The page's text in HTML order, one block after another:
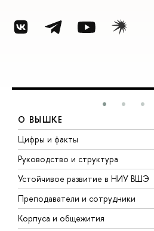
О ВЫШКЕ
Цифры и факты
Руководство и структура
Устойчивое развитие в НИУ ВШЭ
Преподаватели и сотрудники
Корпуса и общежития